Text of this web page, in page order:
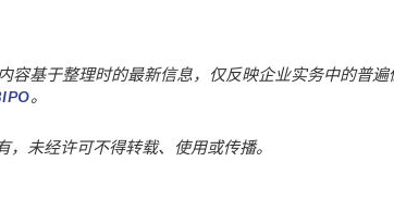
容基于整理时的最新信息，仅反映企业实务中的普
。
，未经许可不得转载、使用或传播。